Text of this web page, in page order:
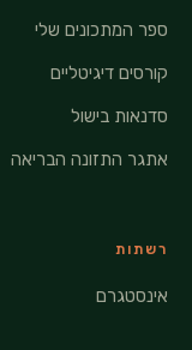
ספר המתכונים שלי
קורסים דיגיטליים
סדנאות בישול
אתגר התזונה הבריאה
רשתות
אינסטגרם